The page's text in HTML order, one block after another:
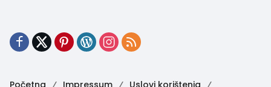
Početna Impressum Uslovi korištenja